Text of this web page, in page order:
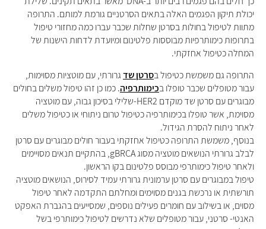
יכולת תיקון הפגמים האלה בתאים הסרטניים גורמת למותם. התרופה
מתוות לטיפול בחולות בסרטן שחלות שכבר עברו כמה מחזורי טיפול
בתרופות כימותרפיות מבוססות פלטינום ומיועדת לדחות הישנות של
המחלה כטיפול אחזקתי.
התרופה גם משמשת כטיפול בסרטן שדגרורתי, עם מוטציות מסוימות,
עבור מטופלים שכבר טופלו בכימותרפיה.כמו כן זהו טיפול משלים בחולים
מבוגרים עם סרטן שד מוקדם
שלילי בסיכון גבוה, עם מוטציה
מסוימת, אשר טופלו בכימותרפיה כטיפול טרום ניתוחי או כטיפול משלים
לאחר ניתוח להסרת הגידול.
בנוסף, משמשת התרופה כטיפול אחזקתי בעבור חולים מבוגרים עם סרטן
לבלב גרורתי הנושאים מוטציה מסוגgBRCA,
בהתקיים תנאים מסויימים
ולאחר טיפול כימותרפי מבוסס פלטינום בקו הראשון.
טיפול במבוגרים עם סרטן ערמונית גרורתי עמיד לסירוס, הנושאים מוטציה
תורשתית או נרכשת בגנים מסוימים ומחלתם התקדמה לאחר טיפול
מסוים, או בשילוב עם חומרים פעילים נוספים, שמסייעים בהגברת האפקט
האנטי- סרטני, עבור מטופלים שלא נדרשים לטיפול כימותרפי בשל